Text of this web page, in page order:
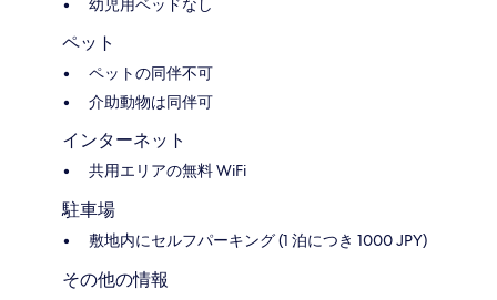
幼児用ベッドなし
ペット
ペットの同伴不可
介助動物は同伴可
インターネット
共用エリアの無料 WiFi
駐車場
敷地内にセルフパーキング (1 泊につき 1000 JPY)
その他の情報